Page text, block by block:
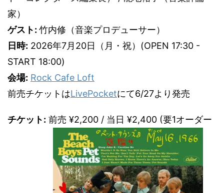
家）
ゲスト: 竹内修（音楽プロデューサー）
日時: 2026年7月20日（月・祝）(OPEN 17:30 -
START 18:00)
会場: Rock Cafe Loft
前売チケットはLivePocketにて6/27より発売
チケット: 前売 ¥2,200 / 当日 ¥2,400 (要1オーダー